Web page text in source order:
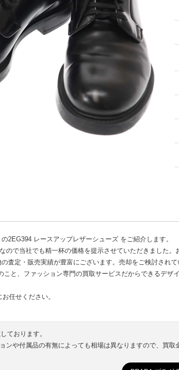
2EG394 レースアップレザーシューズ をご紹介します。
ので当社でも精一杯の価格を提示させていただきました。
査定・販売実績が豊富にございます。売却をご検討され
こと、ファッション専門の買取サービスだからできるデ
任せください。
ております。
や付属品の有無によっても相場は異なりますので、買取